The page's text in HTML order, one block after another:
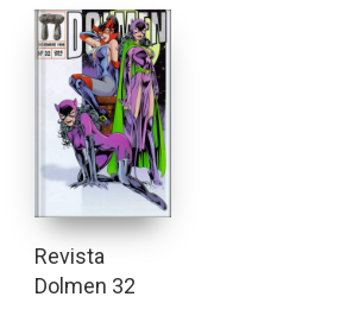
Revista
Dolmen 32